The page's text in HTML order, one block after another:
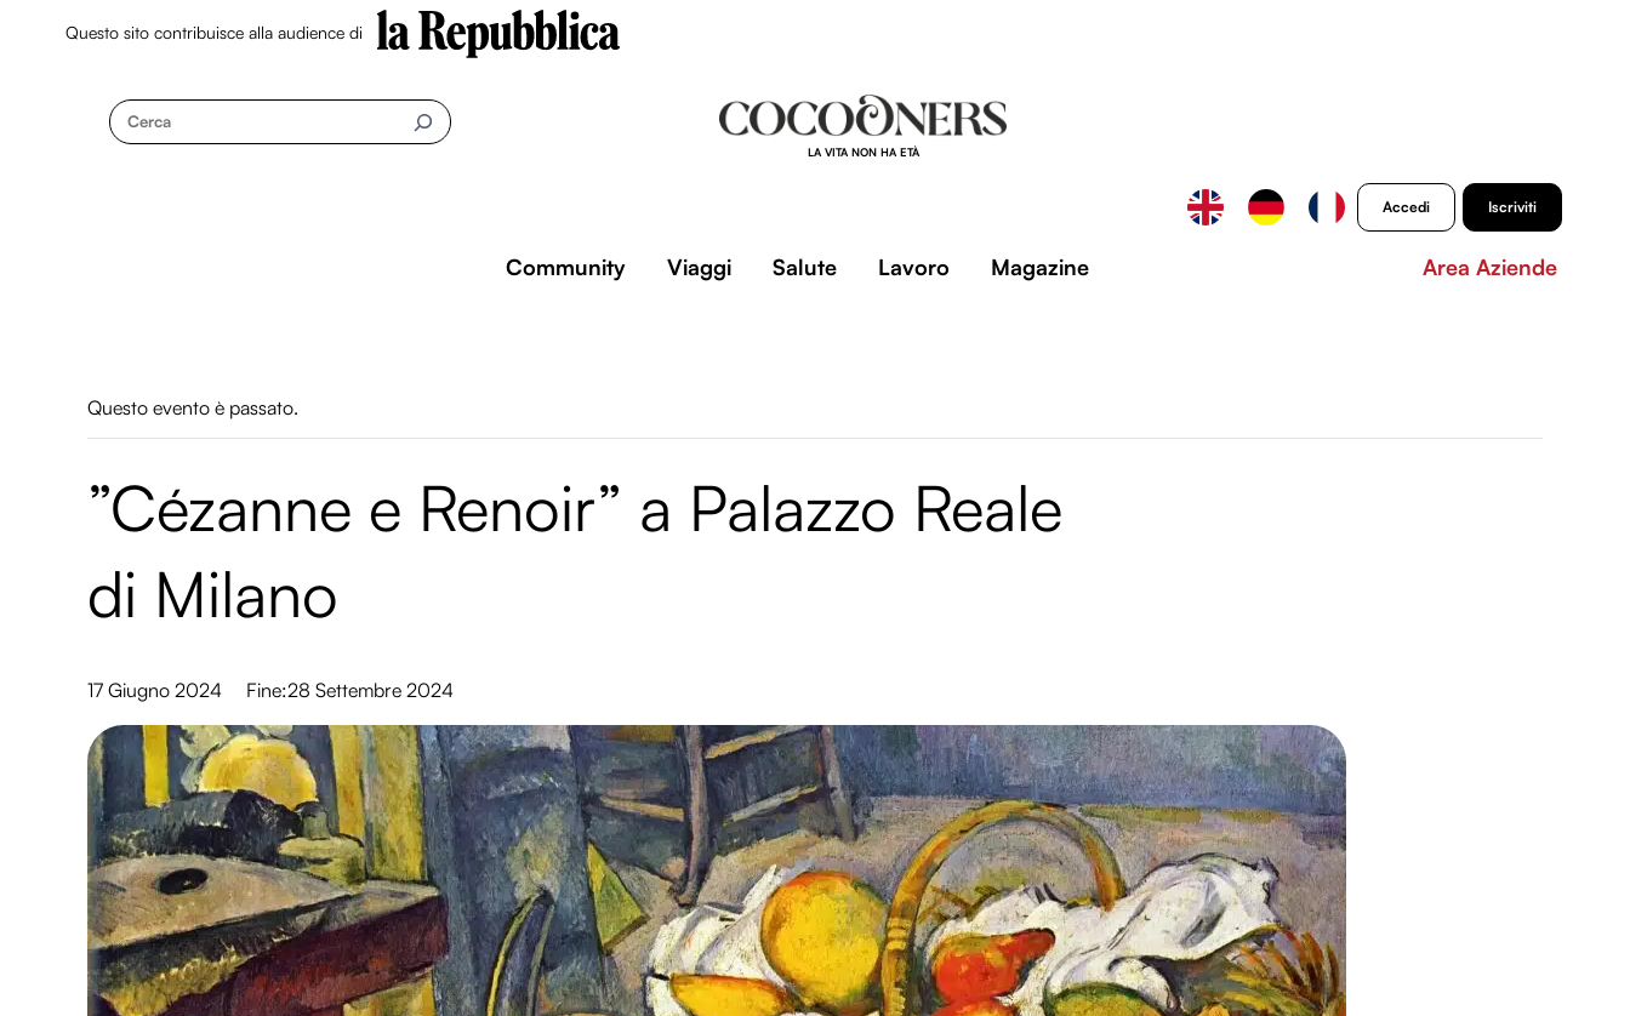
Questo sito contribuisce alla audience di
Cerca
LA VITA NON HA ETÀ
Accedi Iscriviti
Community Viaggi Salute Lavoro Magazine Area Aziende
Questo evento è passato.
”Cézanne e Renoir” a Palazzo Reale
di Milano
17 Giugno 2024 Fine:28 Settembre 2024